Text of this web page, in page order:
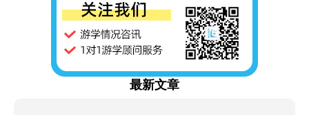
最新文章